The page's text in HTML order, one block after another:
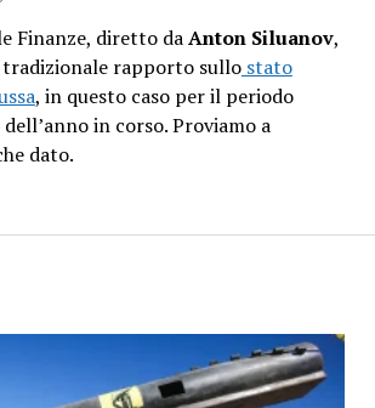
Finanze, diretto daAnton Siluanov,
rapporto sullostato
, in questo caso per il periodo
in corso. Proviamo a
dato.